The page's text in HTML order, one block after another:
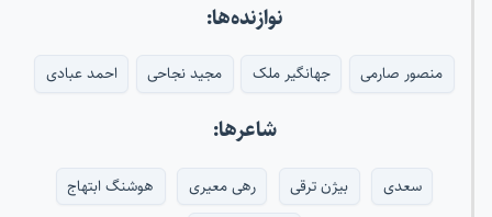
نوازنده‌ها:
منصور صارمی جهانگیر ملک مجید نجاحی احمد عبادی
شاعرها:
سعدی بیژن ترقی رهی معیری
هوشنگ ابتهاج